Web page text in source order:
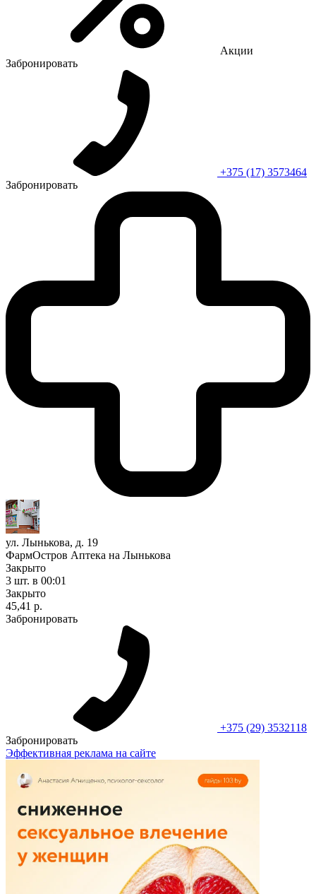
Акции
Забронировать
+375 (17) 3573464
Забронировать
ул. Лынькова, д. 19
ФармОстров Аптека на Лынькова
Закрыто
3 шт. в 00:01
Закрыто
45,41 р.
Забронировать
+375 (29) 3532118
Забронировать
Эффективная реклама на сайте